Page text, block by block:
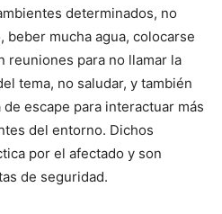
determinados, no
beber mucha agua, colocarse
reuniones para no llamar la
tema, no saludar, y también
escape para interactuar más
del entorno. Dichos
por el afectado y son
de seguridad.